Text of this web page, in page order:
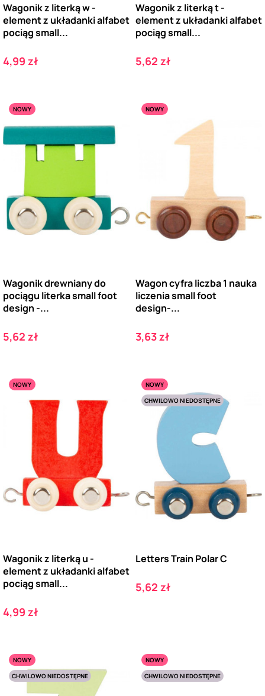
Wagonik z literką w -
element z układanki alfabet
pociąg small...
Cena
4,99 zł
Wagonik z literką t -
element z układanki alfabet
pociąg small...
Cena
5,62 zł
NOWY
Wagonik drewniany do
pociągu literka small foot
design -...
Cena
5,62 zł
NOWY
Wagon cyfra liczba 1 nauka
liczenia small foot
design-...
Cena
3,63 zł
NOWY
Wagonik z literką u -
element z układanki alfabet
pociąg small...
Cena
4,99 zł
NOWY
CHWILOWO NIEDOSTĘPNE
Letters Train Polar C
Cena
5,62 zł
NOWY
CHWILOWO NIEDOSTĘPNE
NOWY
CHWILOWO NIEDOSTĘPNE